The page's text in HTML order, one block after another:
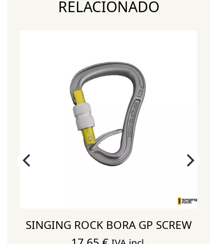
RELACIONADO
SINGING ROCK BORA GP SCREW